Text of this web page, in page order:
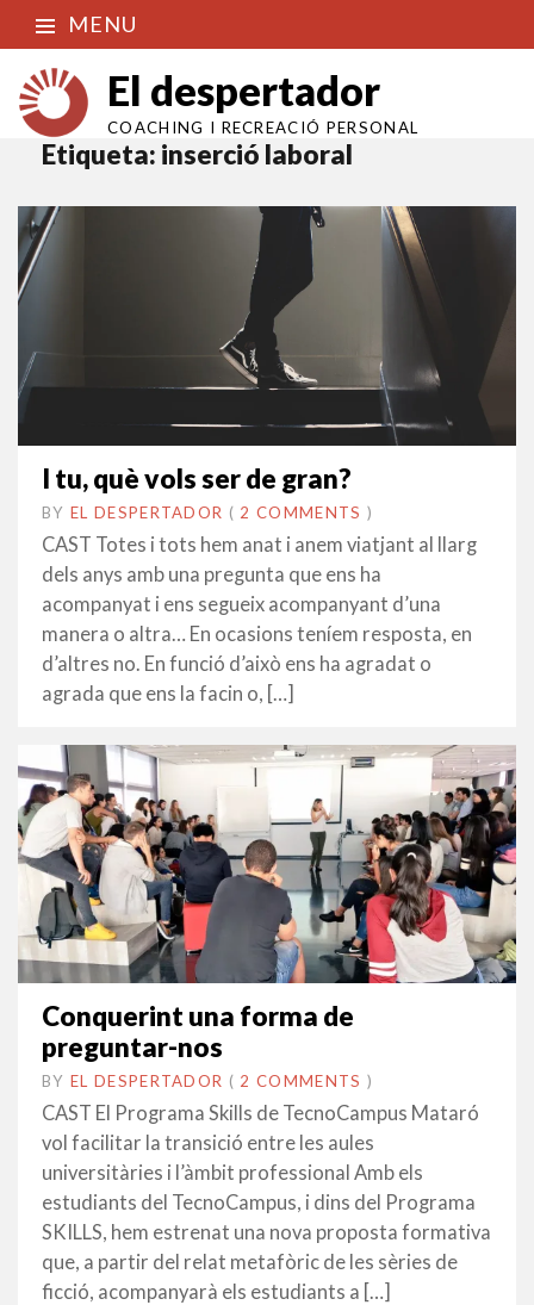
MENU
El despertador
COACHING I RECREACIÓ PERSONAL
Etiqueta: inserció laboral
I tu, què vols ser de gran?
BY EL DESPERTADOR ON
9
FEBRER
•( 2 COMMENTS )
CAST Totes i tots hem anat i anem viatjant al llarg
dels anys amb una pregunta que ens ha
acompanyat i ens segueix acompanyant d’una
manera o altra… En ocasions teníem resposta, en
d’altres no. En funció d’això ens ha agradat o
agrada que ens la facin o, […]
Conquerint una forma de
preguntar-nos
BY EL DESPERTADOR ON
13
NOVEMBRE
•( 2 COMMENTS )
CAST El Programa Skills de TecnoCampus Mataró
vol facilitar la transició entre les aules
universitàries i l’àmbit professional Amb els
estudiants del TecnoCampus, i dins del Programa
SKILLS, hem estrenat una nova proposta formativa
que, a partir del relat metafòric de les sèries de
ficció, acompanyarà els estudiants a […]